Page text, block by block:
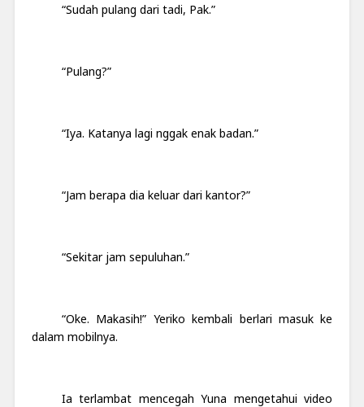
“Sudah pulang dari tadi, Pak.”
“Pulang?”
“Iya. Katanya lagi nggak enak badan.”
“Jam berapa dia keluar dari kantor?”
“Sekitar jam sepuluhan.”
“Oke. Makasih!” Yeriko kembali berlari masuk ke
dalam mobilnya.
Ia terlambat mencegah Yuna mengetahui video